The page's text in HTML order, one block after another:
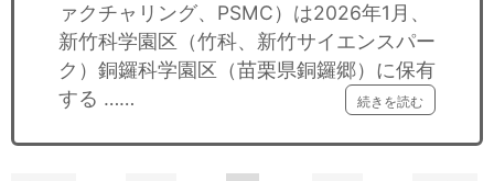
ァクチャリング、PSMC）は2026年1月、
新竹科学園区（竹科、新竹サイエンスパー
ク）銅鑼科学園区（苗栗県銅鑼郷）に保有
する ……
続きを読む